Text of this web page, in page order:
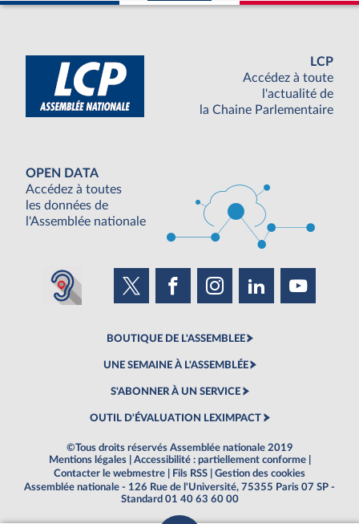
LCP
Accédez à toute
l'actualité de
la Chaine Parlementaire
OPEN DATA
Accédez à toutes
les données de
l'Assemblée nationale
BOUTIQUE DE L'ASSEMBLEE
UNE SEMAINE À L'ASSEMBLÉE
S'ABONNER À UN SERVICE
OUTIL D'ÉVALUATION LEXIMPACT
©Tous droits réservés Assemblée nationale 2019
Mentions légales
Accessibilité : partiellement conforme
Contacter le webmestre
Fils RSS
Gestion des cookies
Assemblée nationale - 126 Rue de l'Université, 75355 Paris 07 SP -
Standard 01 40 63 60 00